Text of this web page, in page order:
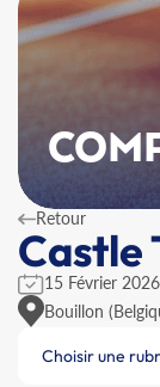
Retour
Castle
15 Février 2026
Bouillon
Choisir une